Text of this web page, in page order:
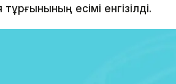
есімі енгізілді.